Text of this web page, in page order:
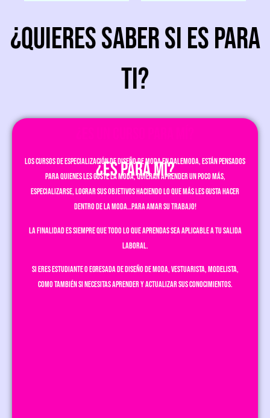
¿QUIERES SABER SI ES PARA
TI?
Los Cursos de Especialización de diseño de Moda en DaleModa, están pensados
para quienes les guste la moda, quieran aprender un poco más,
especializarse, lograr sus objetivos haciendo lo que más les gusta hacer
dentro de la moda…para amar su trabajo!
La finalidad es siempre que todo lo que aprendas sea aplicable a tu salida
laboral.
Si eres estudiante o egresada de Diseño de Moda, vestuarista, modelista,
como también si necesitas aprender y actualizar sus conocimientos.
¿ES PARA MI?